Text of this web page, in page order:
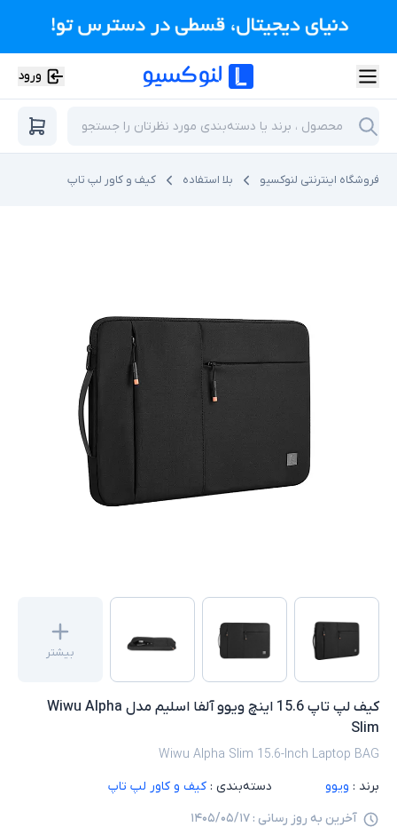
ورود
فروشگاه اینترنتی لنوکسیو بلا استفاده کیف و کاور لپ تاپ
بیشتر
کیف لپ تاپ 15.6 اینچ ویوو آلفا اسلیم مدل Wiwu Alpha
Slim
Wiwu Alpha Slim 15.6-Inch Laptop BAG
برند : ویوو دسته‌بندی : کیف و کاور لپ تاپ
آخرین به روز رسانی : ۱۴۰۵/۰۵/۱۷